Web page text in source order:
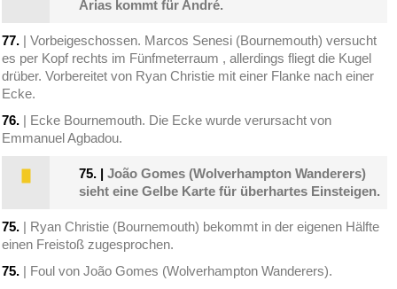
Arias kommt für André.
77. | Vorbeigeschossen. Marcos Senesi (Bournemouth) versucht
es per Kopf rechts im Fünfmeterraum , allerdings fliegt die Kugel
drüber. Vorbereitet von Ryan Christie mit einer Flanke nach einer
Ecke.
76. | Ecke Bournemouth. Die Ecke wurde verursacht von
Emmanuel Agbadou.
75. |João Gomes (Wolverhampton Wanderers)
sieht eine Gelbe Karte für überhartes Einsteigen.
75. | Ryan Christie (Bournemouth) bekommt in der eigenen Hälfte
einen Freistoß zugesprochen.
75. | Foul von João Gomes (Wolverhampton Wanderers).